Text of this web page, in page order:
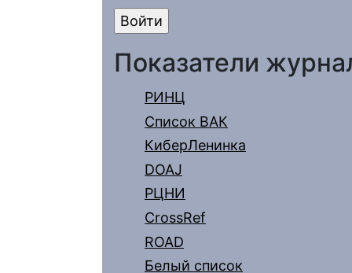
Показатели
РИНЦ
Список ВАК
КиберЛенинка
DOAJ
РЦНИ
CrossRef
ROAD
Белый список